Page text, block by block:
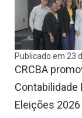
Publicado em 23
CRCBA
Contabilidade
Eleições 2026